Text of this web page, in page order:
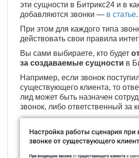
эти сущности в Битрикс24 и в
добавляются звонки — в статье.
При этом для каждого типа
действовать свои правила
Вы сами выбираете, кто будет
за создаваемые сущности в
Например, если звонок
существующего клиента, то
лид может быть назначен
звонок, либо ответственный за